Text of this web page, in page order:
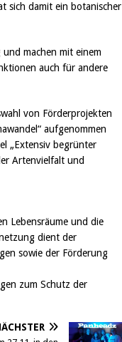
sich damit ein botanischer
machen mit einem
auch für andere
von Förderprojekten
aufgenommen
„Extensiv begrünter
Artenvielfalt und
Lebensräume und die
dient der
sowie der Förderung
zum Schutz der